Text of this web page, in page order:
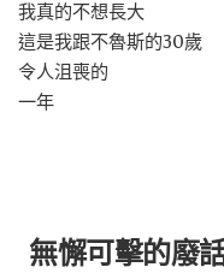
我真的不想長大
這是我跟不魯斯的30歲
令人沮喪的
一年
無懈可擊的廢